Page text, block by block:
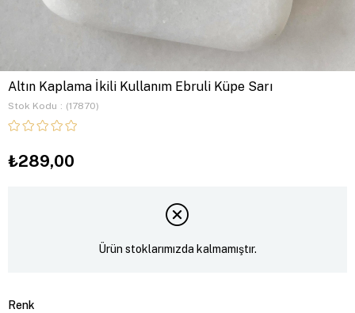
Altın Kaplama İkili Kullanım Ebruli Küpe Sarı
Stok Kodu (17870)
₺289,00
Ürün stoklarımızda kalmamıştır.
Renk